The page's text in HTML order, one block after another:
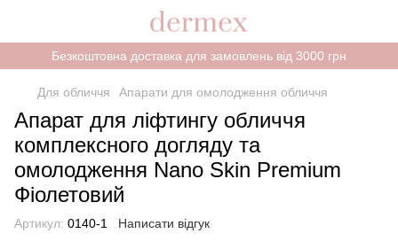
Безкоштовна доставка для замовлень від 3000 грн
Для обличчя Апарати для омолодження обличчя
Апарат для ліфтингу обличчя
комплексного догляду та
омолодження Nano Skin Premium
Фіолетовий
Артикул: 0140-1 Написати відгук